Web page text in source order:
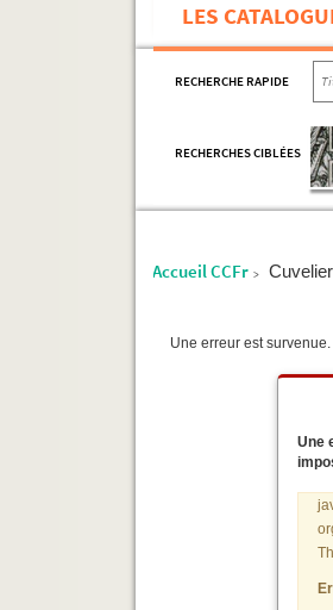
LES
RECHERCHE RAPIDE
RECHERCHES CIBLÉES
Accueil CCFr >
Une erreur est
Une